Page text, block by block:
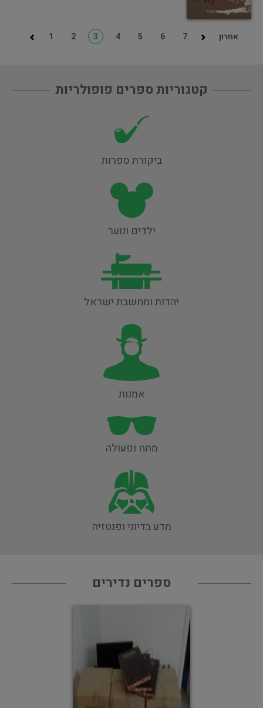
1 2 3 4 5 6 7 אחרון
קטגוריות ספרים פופולריות
ביקורת ספרות
ילדים ונוער
יהדות ומחשבת ישראל
אמנות
מתח ופעולה
מדע בדיוני ופנטזיה
ספרים נדירים